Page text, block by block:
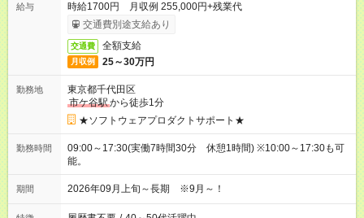
給与
時給1700円 月収例 255,000円+残業代
交通費別途支給あり
交通費 全額支給
月収例 25～30万円
勤務地
東京都千代田区
市ケ谷駅から徒歩1分
★ソフトウェアプロダクトサポート★
勤務時間
09:00～17:30(実働7時間30分 休憩1時間) ※10:00～17:30も可
能。
期間 2026年09月上旬～長期 ※9月～！